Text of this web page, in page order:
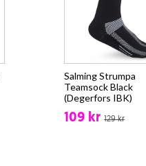
Salming Strumpa
Teamsock Black
(Degerfors IBK)
109 kr 129 kr